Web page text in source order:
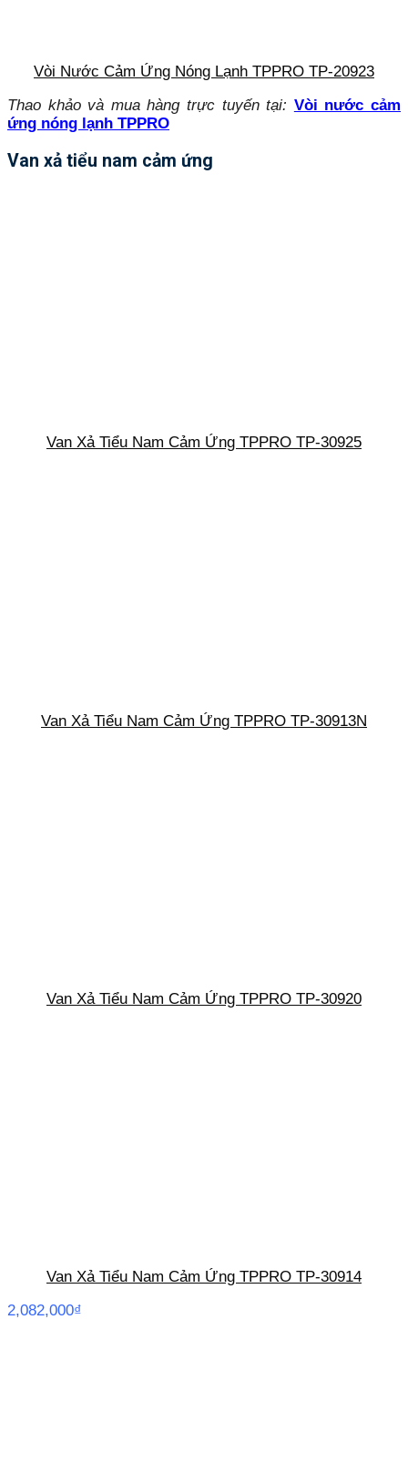
Vòi Nước Cảm Ứng Nóng Lạnh TPPRO TP-20923
Thao khảo và mua hàng trực tuyến tại: Vòi nước cảm
ứng nóng lạnh TPPRO
Van xả tiểu nam cảm ứng
Van Xả Tiểu Nam Cảm Ứng TPPRO TP-30925
Van Xả Tiểu Nam Cảm Ứng TPPRO TP-30913N
Van Xả Tiểu Nam Cảm Ứng TPPRO TP-30920
Van Xả Tiểu Nam Cảm Ứng TPPRO TP-30914
2,082,000₫